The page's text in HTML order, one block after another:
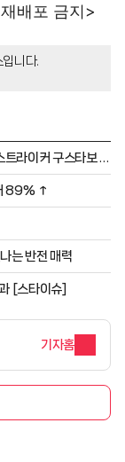
배포 금지>
니다.
라이커 구스타보 영
89% ↑
는 반전 매력
[스타이슈]
기자홈